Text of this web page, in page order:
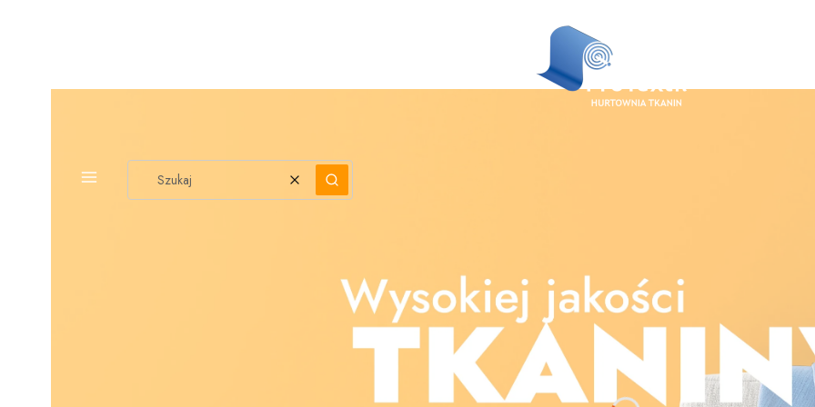
PEŁNA OFERTA
WyczyśćSzukaj